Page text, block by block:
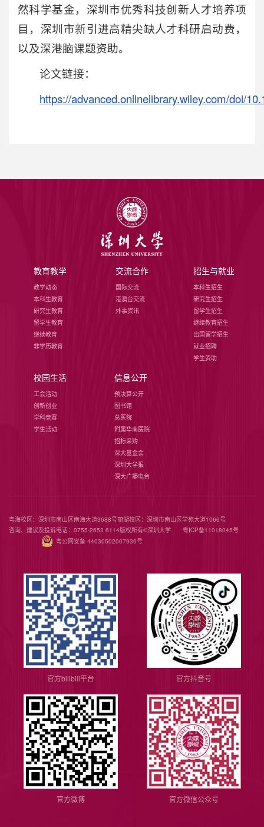
然科学基金，深圳市优秀科技创新人才培养项
目，深圳市新引进高精尖缺人才科研启动费，
以及深港脑课题资助。
论文链接：
https://advanced.onlinelibrary.wiley.com/doi/
教育教学
教学动态
本科生教育
研究生教育
留学生教育
继续教育
非学历教育
交流合作
国际交流
港澳台交流
外事资讯
招生与就业
本科生招生
研究生招生
留学生招生
继续教育招生
出国留学招生
就业招聘
学生资助
校园生活
工会活动
创新创业
学科竞赛
学生活动
信息公开
预决算公开
图书馆
总医院
附属华南医院
招标采购
深大基金会
深圳大学报
深大广播电台
粤海校区：深圳市南山区南海大道3688号丽湖校区：深圳市南山区学苑大道1066号
咨询、建议及投诉电话：0755-2653 6114版权所有©️深圳大学 粤ICP备11018045号
粤公网安备 44030502007936号
官方bilibili平台 官方抖音号
官方微博 官方微信公众号